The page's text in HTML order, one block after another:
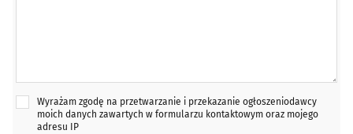
Wyrażam zgodę na przetwarzanie i przekazanie ogłoszeniodawcy
moich danych zawartych w formularzu kontaktowym oraz mojego
adresu IP